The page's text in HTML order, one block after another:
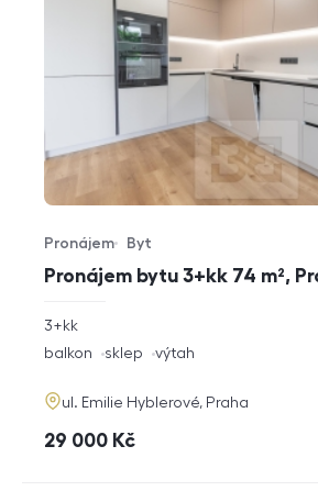
Pronájem bytu 3+kk 74 m²,
Typ nabídky
Pronájem
Typ nemovitosti
Byt
rozměry
3+kk
funkce
balkon sklep výtah
adresa
ul. Emilie Hyblerové, Praha
cena
29 000 Kč